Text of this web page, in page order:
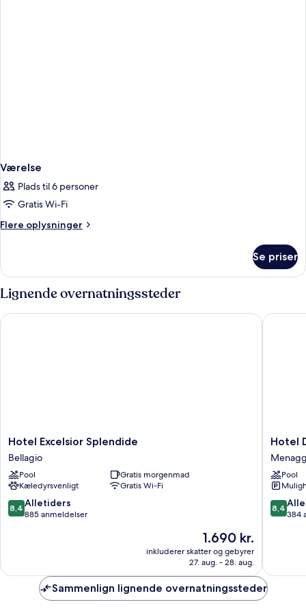
Værelse
Plads til 6 personer
Gratis Wi-Fi
Flere oplysninger
Flere
Se priser
Lignende overnatningssteder
Hotel
Excelsior
Splendide
Bellagio
Hotel Excelsior Splendide
Bellagio
Pool
Gratis morgenmad
Kæledyrsvenligt
Gratis Wi-Fi
8.4
ud
anmeldelser
8,4 Alletiders
885 anmeldelser
Prisen
er
1.690 kr.
1.690 kr.
inkluderer skatter og gebyrer
27. aug. - 28. aug.
Hotel Excelsior Splendide
Hotel
Du
Lac
Hotel
Pool
8.4
ud
8,4
384
Hotel
Sammenlign lignende overnatningssteder